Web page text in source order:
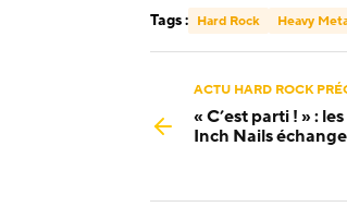
Tags : Hard Rock Heavy
ACTU HARD ROCK
« C’est parti ! » :
Inch Nails